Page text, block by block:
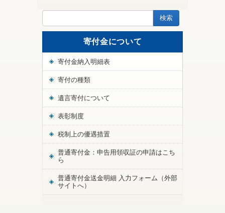
寄付金について
寄付金納入明細表
寄付の種類
遺言寄付について
表彰制度
税制上の優遇措置
普通寄付金：申告用領収証の申請はこち
ら
普通寄付金送金明細 入力フォーム（外部
サイトへ）